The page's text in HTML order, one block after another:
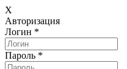
X
Авторизация
Логин *
Пароль *